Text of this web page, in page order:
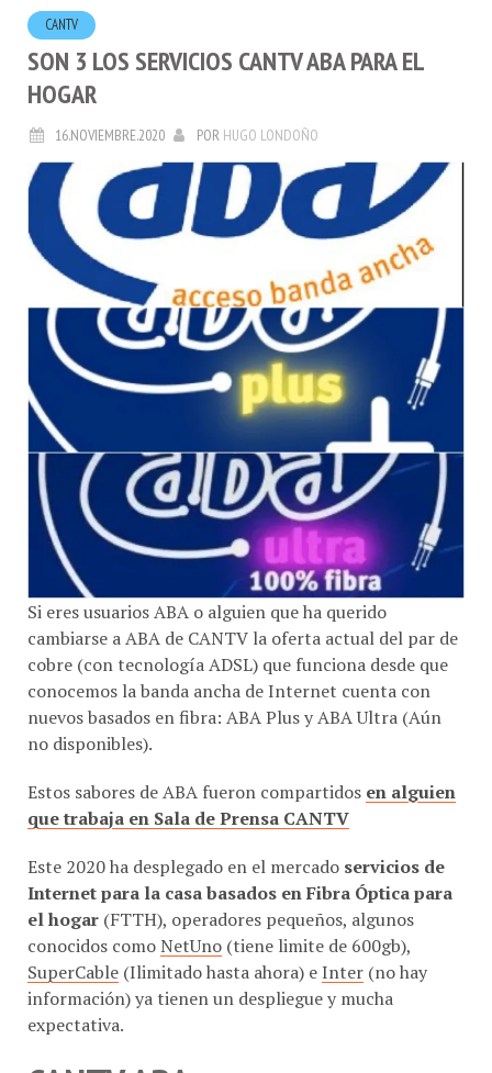
CANTV
SON 3 LOS SERVICIOS CANTV ABA PARA EL
HOGAR
HUGO LONDOÑO
Si eres usuarios ABA o alguien que ha querido
cambiarse a ABA de CANTV la oferta actual del par de
cobre (con tecnología ADSL) que funciona desde que
conocemos la banda ancha de Internet cuenta con
nuevos basados en fibra: ABA Plus y ABA Ultra (Aún
no disponibles).
Estos sabores de ABA fueron compartidos
en alguien
que trabaja en Sala de Prensa CANTV
Este 2020 ha desplegado en el mercado
servicios de
Internet para la casa basados en Fibra Óptica para
el hogar (FTTH), operadores pequeños, algunos
conocidos comoNetUno
(tiene limite de 600gb),
SuperCable
(Ilimitado hasta ahora) e Inter
(no hay
información) ya tienen un despliegue y mucha
expectativa.